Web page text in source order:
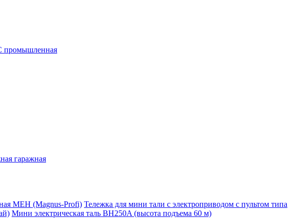
промышленная
гаражная
МЕН (Magnus-Profi) Тележка для мини тали с электроприводом с пультом типа
Мини электрическая таль BH250A (высота подъема 60 м)